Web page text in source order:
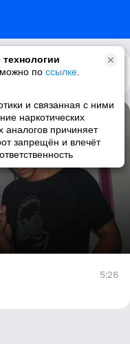
по ссылке
и связанная с ними
наркотических
аналогов причиняет
запрещён и влечёт
5:26